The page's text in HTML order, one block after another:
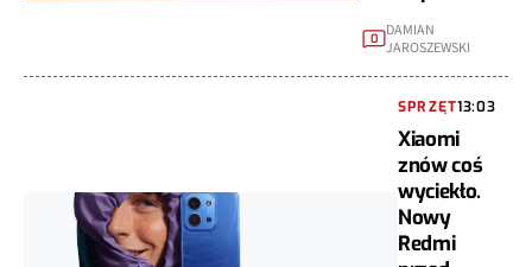
0 DAMIAN
JAROSZEWSKI
SPRZĘT13:03
Xiaomi
znów coś
wyciekło.
Nowy
Redmi